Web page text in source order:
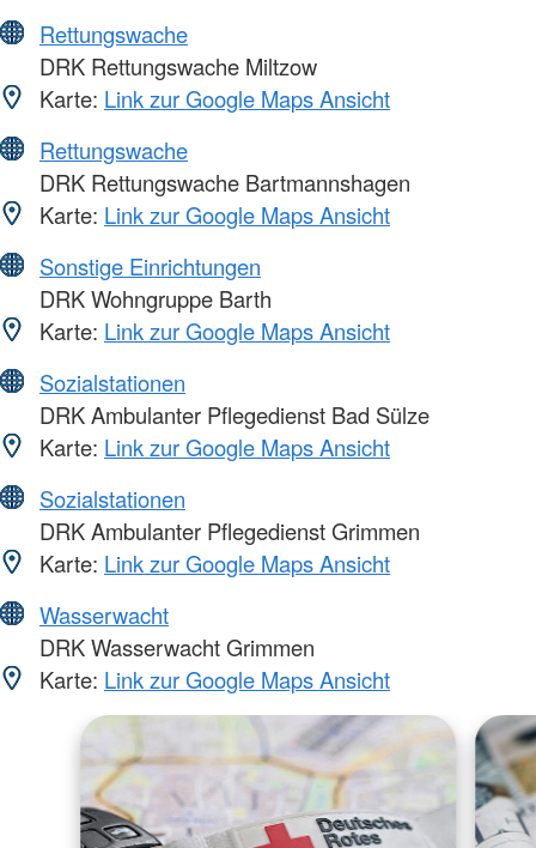
Rettungswache
DRK Rettungswache Miltzow
Karte: Link zur Google Maps Ansicht
Rettungswache
DRK Rettungswache Bartmannshagen
Karte: Link zur Google Maps Ansicht
Sonstige Einrichtungen
DRK Wohngruppe Barth
Karte: Link zur Google Maps Ansicht
Sozialstationen
DRK Ambulanter Pflegedienst Bad Sülze
Karte: Link zur Google Maps Ansicht
Sozialstationen
DRK Ambulanter Pflegedienst Grimmen
Karte: Link zur Google Maps Ansicht
Wasserwacht
DRK Wasserwacht Grimmen
Karte: Link zur Google Maps Ansicht